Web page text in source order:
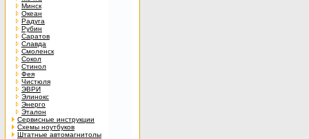
Минск
Океан
Радуга
Рубин
Саратов
Славда
Смоленск
Сокол
Стинол
Фея
Чистюля
ЭВРИ
Элинокс
Энерго
Эталон
Сервисные инструкции
Схемы ноутбуков
Штатные автомагнитолы